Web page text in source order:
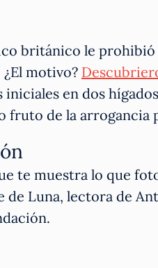
británico le
motivo?
iniciales en dos
fruto de la arrogancia
te muestra lo que
de Luna, lectora de